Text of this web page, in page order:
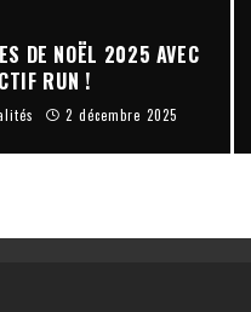
DE NOËL 2025 AVEC
RUN !
2 décembre 2025